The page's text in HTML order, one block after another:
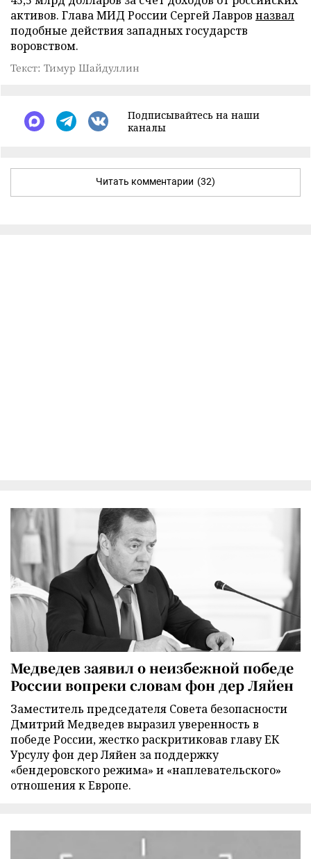
активов. Глава МИД России Сергей Лавров назвал
подобные действия западных государств
воровством.
Текст: Тимур Шайдуллин
Подписывайтесь на наши
каналы
Читать комментарии (32)
Медведев заявил о неизбежной победе
России вопреки словам фон дер Ляйен
Заместитель председателя Совета безопасности
Дмитрий Медведев выразил уверенность в
победе России, жестко раскритиковав главу ЕК
Урсулу фон дер Ляйен за поддержку
«бендеровского режима» и «наплевательского»
отношения к Европе.